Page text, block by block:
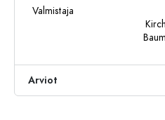
Valmistaja
Arviot